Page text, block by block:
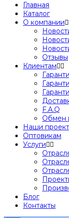
Главная
Каталог
О компании
Отзывы
Клиентам
F.A.Q
Обмен
Наши
Оптовикам
Услуги
Блог
Контакты